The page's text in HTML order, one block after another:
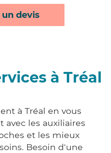
devis
à Tréal
à Tréal en vous
les auxiliaires
et les mieux
Besoin d'une